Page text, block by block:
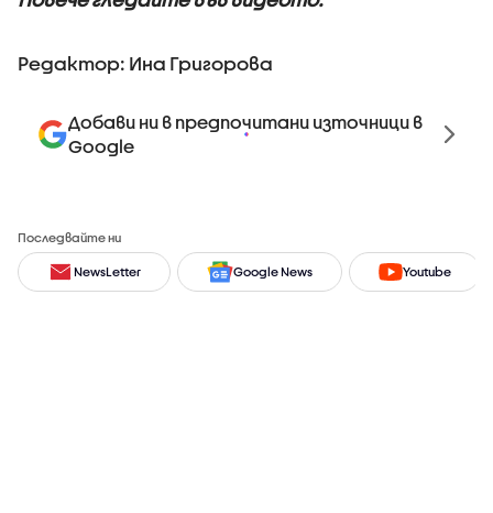
Редактор: Ина Григорова
Добави ни в предпочитани източници в
Google
Последвайте ни
NewsLetter Google News Youtube